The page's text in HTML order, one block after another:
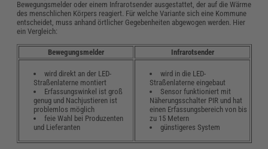
Bewegungsmelder oder einem Infrarotsender ausgestattet, der auf die Wärme
des menschlichen Körpers reagiert. Für welche Variante sich eine Kommune
entscheidet, muss anhand örtlicher Gegebenheiten abgewogen werden. Hier
ein Vergleich:
Bewegungsmelder Infrarotsender
wird direkt an der LED-
Straßenlaterne montiert
Erfassungswinkel ist groß
genug und Nachjustieren ist
problemlos möglich
feie Wahl bei Produzenten
und Lieferanten
wird in die LED-
Straßenlaterne eingebaut
Sensor funktioniert mit
Näherungsschalter PIR und hat
einen Erfassungsbereich von bis
zu 15 Metern
günstigeres System